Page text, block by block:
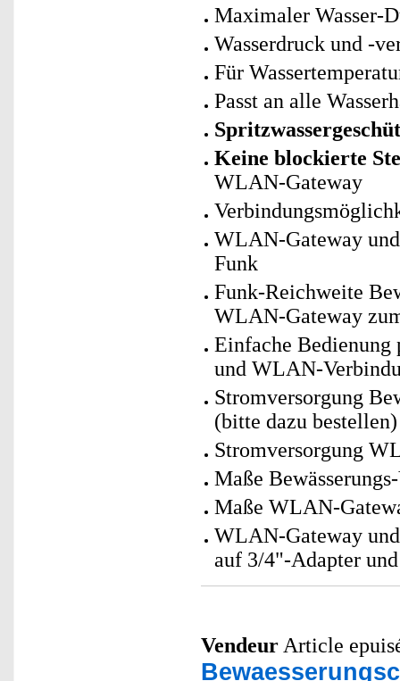
Maximaler Wasser-
Wasserdruck und -
Für
Passt an alle
Keine blockierte
WLAN-Gateway
WLAN-Gateway
Funk
Funk-Reichweite
WLAN-Gateway
Einfache Bedienung
und WLAN-
Stromversorgung
(bitte dazu bestellen)
Stromversorgung
Maße
Maße WLAN-
WLAN-Gateway
auf 3/4"-Adapter
Vendeur Article